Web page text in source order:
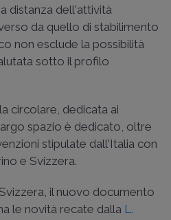
distanza dell'attività
da quello di stabilimento
non esclude la possibilità
sotto il profilo
circolare, dedicata ai
largo spazio è dedicato, oltre
stipulate dall'Italia con
e Svizzera.
il nuovo documento
le novità recate dalla L.